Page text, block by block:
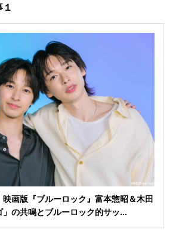
映画版『ブルーロック』富本惣昭＆木田
の共鳴とブルーロック的サッ...